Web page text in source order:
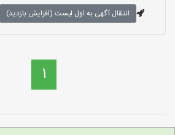
انتقال آگهی به اول لیست (افزایش بازدید)
1